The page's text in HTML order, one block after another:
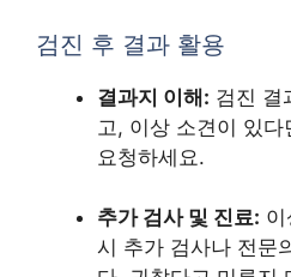
검진 후 결과 활용
결과지 이해: 검진 결
고, 이상 소견이 있
요청하세요.
추가 검사 및 진료:
시 추가 검사나 전문